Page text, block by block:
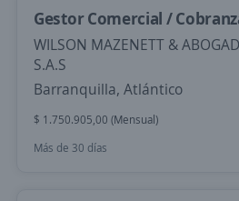
Gestor Comercial /
WILSON MAZENETT &
S.A.S
Barranquilla, Atlántico
$ 1.750.905,00 (Mensual)
Más de 30 días